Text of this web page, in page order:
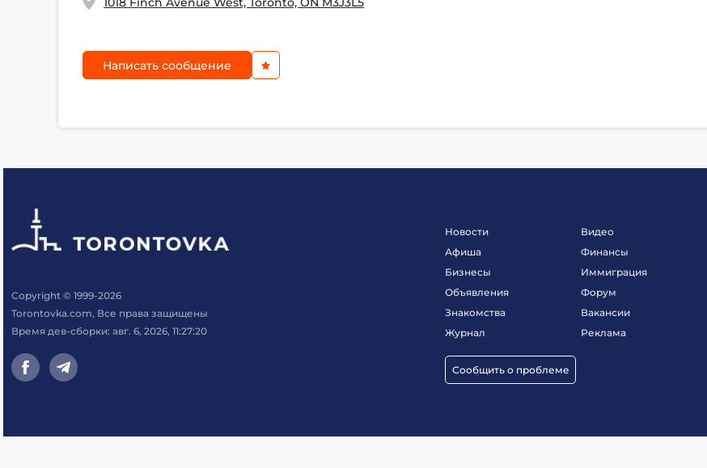
Написать сообщение
Copyright © 1999-2026
Torontovka.com, Все права защищены
Время дев-сборки: авг. 6, 2026, 11:27:20
Новости
Афиша
Бизнесы
Объявления
Знакомства
Журнал
Сообщить о проблеме
Видео
Финансы
Иммиграция
Форум
Вакансии
Реклама